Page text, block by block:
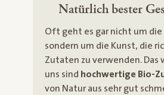
Natürlich bester
Oft geht es gar nicht um die
sondern um die Kunst, die
Zutaten zu verwenden.
uns sind hochwertige Bio-
von Natur aus sehr gut